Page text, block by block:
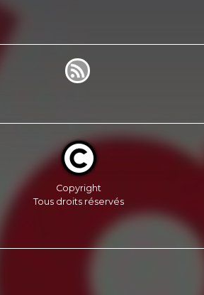
Copyright
Tous droits réservés